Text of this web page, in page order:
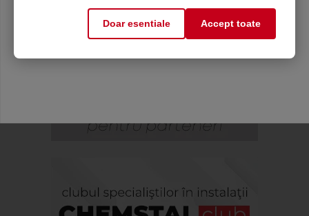
Doar esentiale Accept toate
Mă abonez